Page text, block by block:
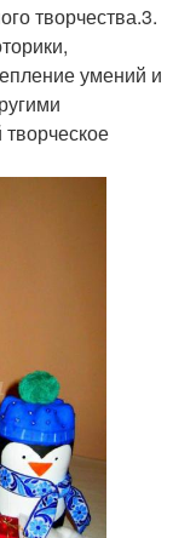
творчества.3.
умений и